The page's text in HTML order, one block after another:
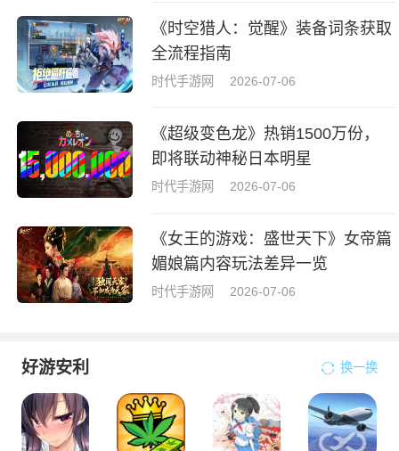
《时空猎人：觉醒》装备词条获取
全流程指南
时代手游网 2026-07-06
《超级变色龙》热销1500万份，
即将联动神秘日本明星
时代手游网 2026-07-06
《女王的游戏：盛世天下》女帝篇
媚娘篇内容玩法差异一览
时代手游网 2026-07-06
好游安利 换一换